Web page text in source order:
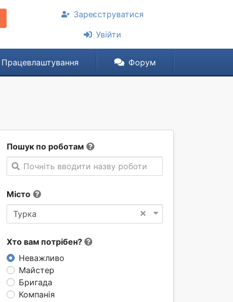
Зареєструватися
Увійти
Працевлаштування Форум
Пошук по роботам
Почніть вводити назву роботи
Місто
×
Турка
Хто вам потрібен?
Неважливо
Майстер
Бригада
Компанія